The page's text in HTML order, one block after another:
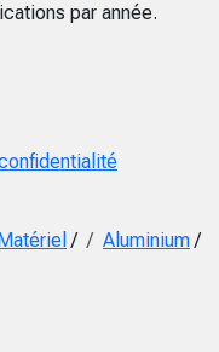
par année.
/ Aluminium/